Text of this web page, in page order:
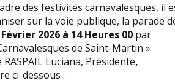
des festivités carnavalesques, il
sur la voie publique, la parade
2026 à 14 Heures 00 par
de Saint-Martin »
Luciana, Présidente,
ci-dessous :